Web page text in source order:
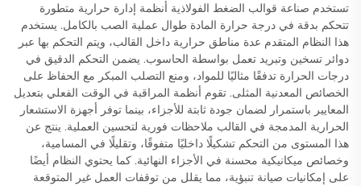
تستخدم صناعة قوالب الضغط الفولاذية أنظمة إدارة حرارية متطورة
تتحكم بدقة في درجة حرارة المادة طوال عملية الصب بالكامل. يستخدم
هذا النظام المتقدم عدة مناطق حرارية داخل القالب، ويتم التحكم بها عبر
دوائر تسخين وتبريد تعمل بواسطة الحاسوب. يضمن التحكم الدقيق في
درجات الحرارة تدفقًا مثاليًا للمواد، ومنع التصلب المبكر مع الحفاظ على
الخصائص المعدنية المثلى. تقوم أنظمة المراقبة في الوقت الفعلي بتعديل
المعايير باستمرار لضمان جودة ثابتة للأجزاء، بينما توفر أجهزة الاستشعار
الحرارية المدمجة في القالب ملاحظات فورية لتحسين العملية. ينتج عن
هذا المستوى من التحكم تشكيلًا داخليًا متفوقًا، وتقليلًا في المسامية،
وخصائص ميكانيكية محسنة في الأجزاء النهائية. كما يحتوي النظام أيضًا
على إمكانيات صيانة تنبؤية، مما يقلل من توقفات العمل غير المتوقعة